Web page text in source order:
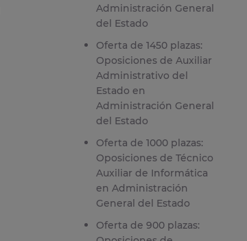
Administración General
del Estado
Oferta de 1450 plazas:
Oposiciones de Auxiliar
Administrativo del
Estado en
Administración General
del Estado
Oferta de 1000 plazas:
Oposiciones de Técnico
Auxiliar de Informática
en Administración
General del Estado
Oferta de 900 plazas: